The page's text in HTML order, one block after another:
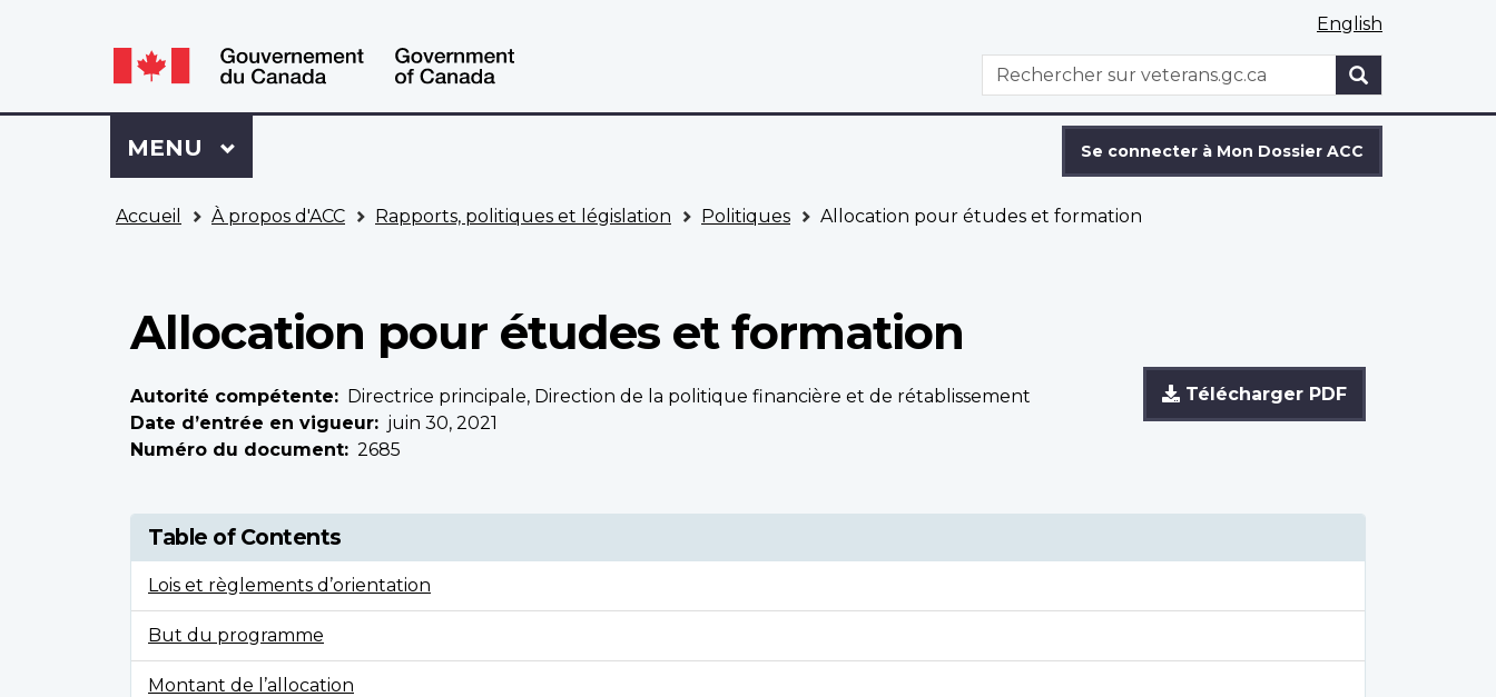
Language
switcher
Language
switcher
English
WxT
Search
Rechercher
Se
connecter
à
Dossier
Se connecter à Mon Dossier ACC
Menu
MENU PRINCIPAL
Accueil À propos d'ACC Rapports, politiques et législation Politiques Allocation pour études et formation
Allocation pour études et formation
Télécharger PDF
Autorité compétente
Directrice principale, Direction de la politique financière et de rétablissement
Date d’entrée en vigueur
juin 30, 2021
Numéro du document
2685
Table of Contents
Lois et règlements d’orientation
But du programme
Montant de l’allocation